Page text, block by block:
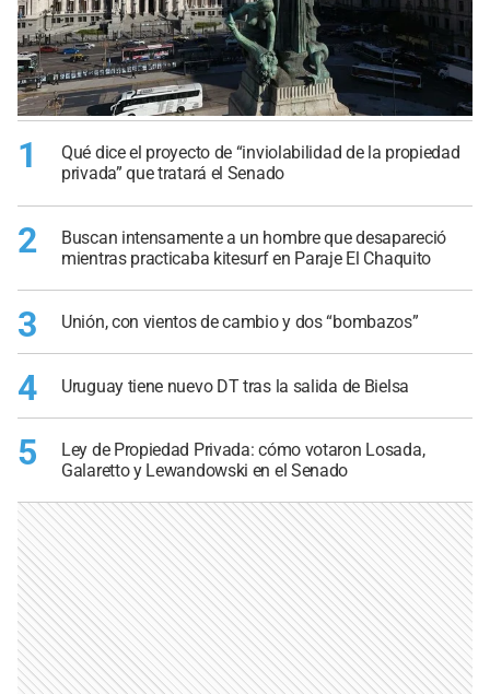
1
Qué dice el proyecto de “inviolabilidad de la propiedad
privada” que tratará el Senado
2
Buscan intensamente a un hombre que desapareció
mientras practicaba kitesurf en Paraje El Chaquito
3 Unión, con vientos de cambio y dos “bombazos”
4 Uruguay tiene nuevo DT tras la salida de Bielsa
5
Ley de Propiedad Privada: cómo votaron Losada,
Galaretto y Lewandowski en el Senado